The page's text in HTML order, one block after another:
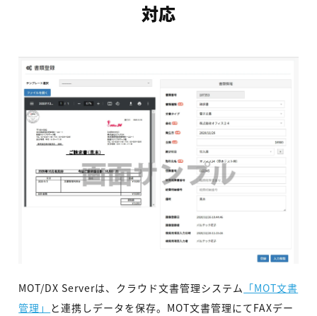
対応
MOT/DX Serverは、クラウド文書管理システム 「MOT文書
管理」
と連携しデータを保存。MOT文書管理にてFAXデー